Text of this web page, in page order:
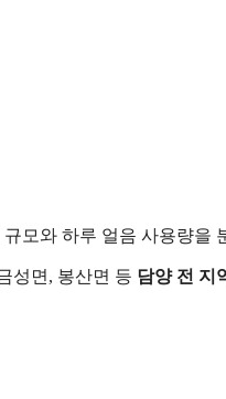
모와 하루 얼음 사용량을
성면, 봉산면 등 담양 전 지